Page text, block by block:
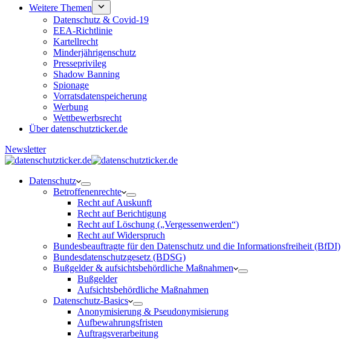
Weitere Themen
Datenschutz & Covid-19
EEA-Richtlinie
Kartellrecht
Minderjährigenschutz
Presseprivileg
Shadow Banning
Spionage
Vorratsdatenspeicherung
Werbung
Wettbewerbsrecht
Über datenschutzticker.de
Newsletter
Datenschutz
Betroffenenrechte
Recht auf Auskunft
Recht auf Berichtigung
Recht auf Löschung („Vergessenwerden“)
Recht auf Widerspruch
Bundesbeauftragte für den Datenschutz und die Informationsfreiheit (BfDI)
Bundesdatenschutzgesetz (BDSG)
Bußgelder & aufsichtsbehördliche Maßnahmen
Bußgelder
Aufsichtsbehördliche Maßnahmen
Datenschutz-Basics
Anonymisierung & Pseudonymisierung
Aufbewahrungsfristen
Auftragsverarbeitung